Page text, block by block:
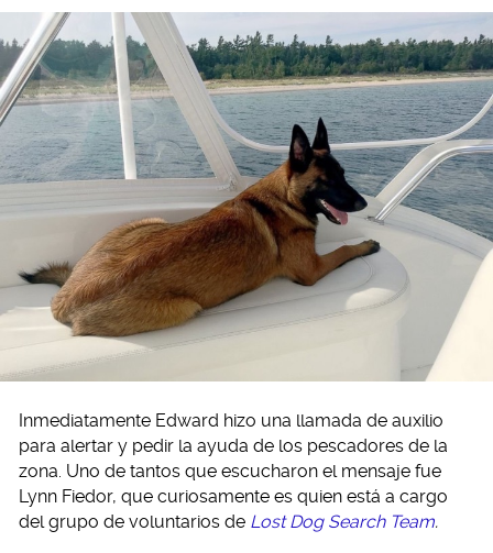
Inmediatamente Edward hizo una llamada de auxilio
para alertar y pedir la ayuda de los pescadores de la
zona. Uno de tantos que escucharon el mensaje fue
Lynn Fiedor, que curiosamente es quien está a cargo
del grupo de voluntarios de Lost Dog Search Team.